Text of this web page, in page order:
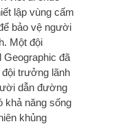
lập vùng cấm
bảo vệ người
Một đội
Geographic đã
trưởng lãnh
dẫn đường
khả năng sống
khủng